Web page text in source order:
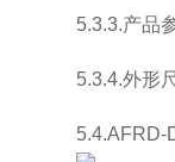
5.3.3.产品
5.3.4.外形
5.4.AFRD-